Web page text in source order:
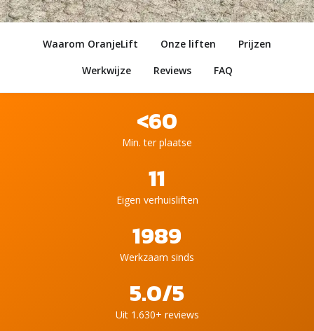
Waarom OranjeLift Onze liften
Prijzen
Werkwijze
Reviews FAQ
<60
Min. ter plaatse
11
Eigen verhuisliften
1989
Werkzaam sinds
5.0/5
Uit 1.630+ reviews